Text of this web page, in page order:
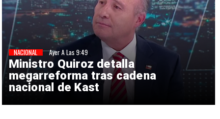
Ministro Quiroz detalla
megarreforma tras cadena
nacional de Kast
NACIONAL Ayer A Las 9:49